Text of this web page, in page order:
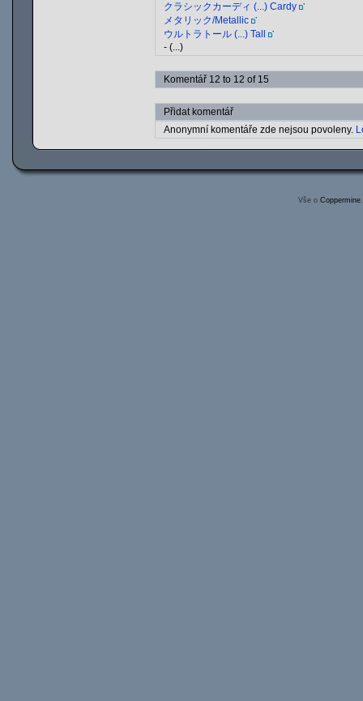
クラシックカーディ (...) Cardy
メタリック/Metallic
ウルトラトール (...) Tall
- (...)
Komentář 12 to 12 of 15
Přidat komentář
Anonymní komentáře zde nejsou povoleny.
Vše o Coppermine